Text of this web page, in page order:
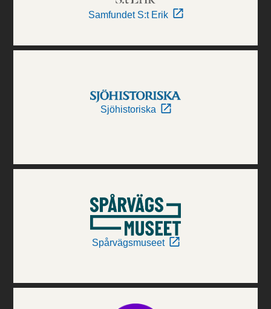
Samfundet S:t Erik
Sjöhistoriska
Spårvägsmuseet